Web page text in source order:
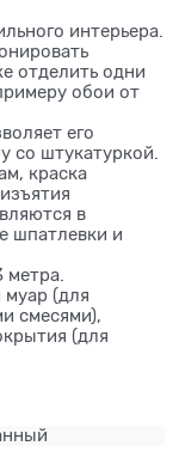
интерьера.
отделить одни
обои от
его
со штукатуркой.
краска
в
шпатлевки и
(для
смесями),
(для